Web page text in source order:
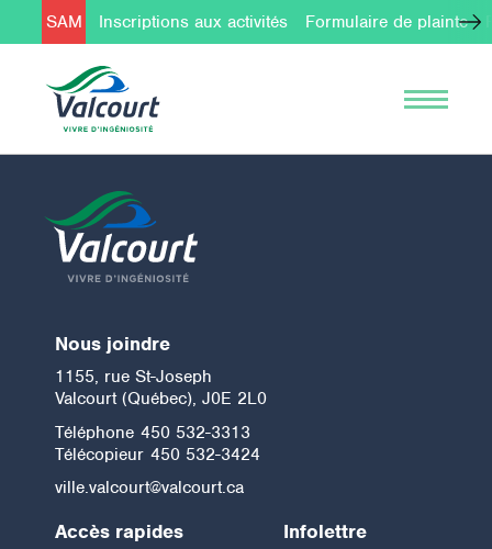
SAM Inscriptions aux activités Formulaire de plainte
Nous joindre
1155, rue St-Joseph
Valcourt (Québec), J0E 2L0
Téléphone 450 532-3313
Télécopieur 450 532-3424
ville.valcourt@valcourt.ca
Accès rapides Infolettre